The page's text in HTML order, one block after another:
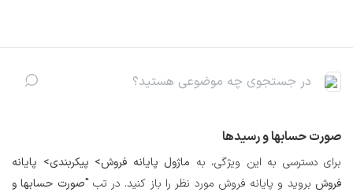
صورتحسابها و رسیدها
برای دسترسی به این ویژگی، به ماژول پایانه فروش> پیکربندی> پایانه
فروش بروید و پایانه فروش مورد نظر را باز کنید. در تب "صورت حسابها و